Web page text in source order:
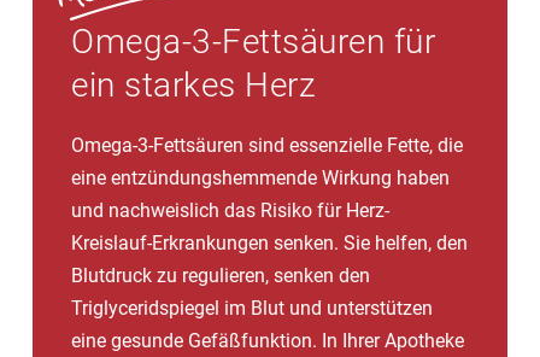
Omega-3-Fettsäuren für
ein starkes Herz
Omega-3-Fettsäuren sind essenzielle Fette, die
eine entzündungshemmende Wirkung haben
und nachweislich das Risiko für Herz-
Kreislauf-Erkrankungen senken. Sie helfen, den
Blutdruck zu regulieren, senken den
Triglyceridspiegel im Blut und unterstützen
eine gesunde Gefäßfunktion. In Ihrer Apotheke